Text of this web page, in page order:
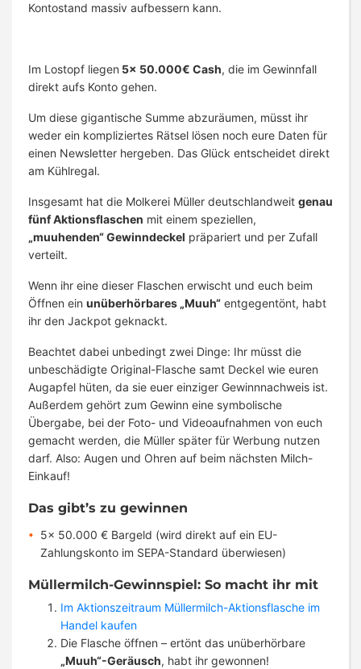
Kontostand massiv aufbessern kann.
Im Lostopf liegen 5x 50.000€ Cash, die im Gewinnfall
direkt aufs Konto gehen.
Um diese gigantische Summe abzuräumen, müsst ihr
weder ein kompliziertes Rätsel lösen noch eure Daten für
einen Newsletter hergeben. Das Glück entscheidet direkt
am Kühlregal.
Insgesamt hat die Molkerei Müller deutschlandweit genau
fünf Aktionsflaschen mit einem speziellen,
„muuhenden“ Gewinndeckel präpariert und per Zufall
verteilt.
Wenn ihr eine dieser Flaschen erwischt und euch beim
Öffnen ein unüberhörbares „Muuh“ entgegentönt, habt
ihr den Jackpot geknackt.
Beachtet dabei unbedingt zwei Dinge: Ihr müsst die
unbeschädigte Original-Flasche samt Deckel wie euren
Augapfel hüten, da sie euer einziger Gewinnnachweis ist.
Außerdem gehört zum Gewinn eine symbolische
Übergabe, bei der Foto- und Videoaufnahmen von euch
gemacht werden, die Müller später für Werbung nutzen
darf. Also: Augen und Ohren auf beim nächsten Milch-
Einkauf!
Das gibt’s zu gewinnen
5x 50.000 € Bargeld (wird direkt auf ein EU-
Zahlungskonto im SEPA-Standard überwiesen)
Müllermilch-Gewinnspiel: So macht ihr mit
Im Aktionszeitraum Müllermilch-Aktionsflasche im
Handel kaufen
Die Flasche öffnen – ertönt das unüberhörbare
„Muuh“-Geräusch, habt ihr gewonnen!